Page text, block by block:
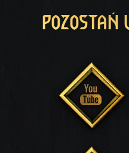
POZOSTAŃ